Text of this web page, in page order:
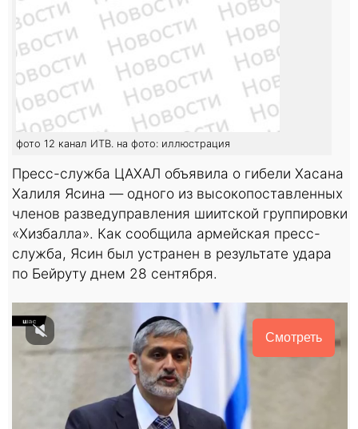
фото 12 канал ИТВ. на фото: иллюстрация
Пресс-служба ЦАХАЛ объявила о гибели Хасана
Халиля Ясина — одного из высокопоставленных
членов разведуправления шиитской группировки
«Хизбалла». Как сообщила армейская пресс-
служба, Ясин был устранен в результате удара
по Бейруту днем 28 сентября.
Смотреть